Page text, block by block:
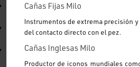
Cañas Fijas Milo
Instrumentos de extrema precisión y
del contacto directo con el pez.
Cañas Inglesas Milo
Productor de iconos mundiales